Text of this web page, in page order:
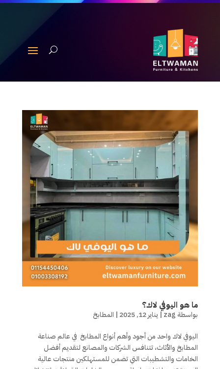
ما هو اليوفي لاك؟
بواسطة zag
| يناير 12, 2025 | المطابخ
اليوفي لاك واحد من أجود وأهم أنواع المطابخ في عالم صناعة
المطابخ والأثاث، تتنافس الشركات والمصانع لتقديم أفضل
الخامات والتشطيبات التي تضمن للمستهلكين منتجات عالية